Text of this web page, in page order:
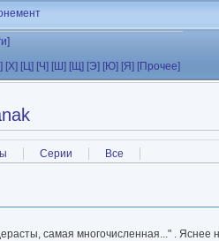
[Х] [Ц] [Ч] [Ш] [Щ] [Э] [Ю] [Я] [Прочее]
Серии Все
самая многочисленная..." . Яснее